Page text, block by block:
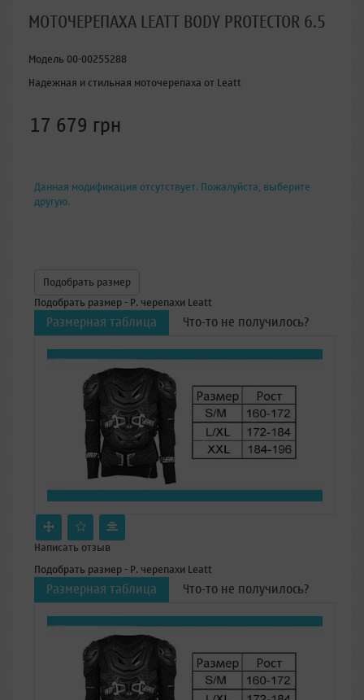
МОТОЧЕРЕПАХА LEATT BODY PROTECTOR 6.5
Модель 00-00255288
Надежная и стильная моточерепаха от Leatt
17 679 грн
Данная модификация отсутствует. Пожалуйста, выберите
другую.
Подобрать размер
Подобрать размер - Р. черепахи Leatt
Размерная таблица Что-то не получилось?
Написать отзыв
Подобрать размер - Р. черепахи Leatt
Размерная таблица Что-то не получилось?